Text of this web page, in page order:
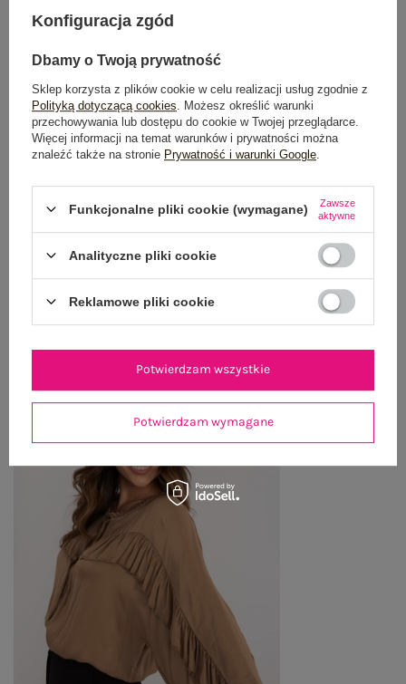
OPIS PRODUKTU
GŁÓWNE PARAMETRY
OPINIE O PRODUKCIE (0)
ZWROTY I REKLAMACJE
OSTATNIO OGLĄDANE
Konfiguracja zgód
Dbamy o Twoją prywatność
Sklep korzysta z plików cookie w celu realizacji usług zgodnie z
Polityką dotyczącą cookies . Możesz określić warunki
przechowywania lub dostępu do cookie w Twojej przeglądarce.
Więcej informacji na temat warunków i prywatności można
znaleźć także na stronie Prywatność i warunki Google
Funkcjonalne pliki cookie (wymagane)
Zawsze
aktywne
Analityczne pliki cookie
Reklamowe pliki cookie
Potwierdzam wymagane
Potwierdzam wszystkie